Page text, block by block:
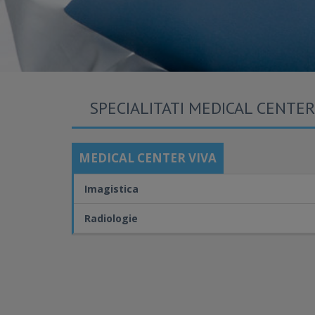
SPECIALITATI MEDICAL
MEDICAL CENTER VIVA
Imagistica
Radiologie